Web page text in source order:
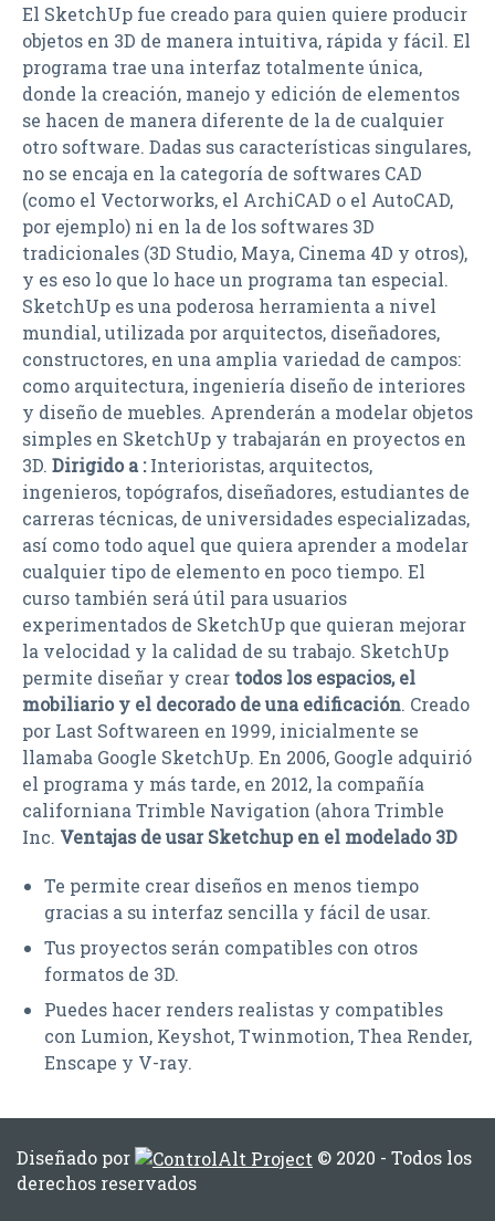
El SketchUp fue creado para quien quiere producir
objetos en 3D de manera intuitiva, rápida y fácil. El
programa trae una interfaz totalmente única,
donde la creación, manejo y edición de elementos
se hacen de manera diferente de la de cualquier
otro software. Dadas sus características singulares,
no se encaja en la categoría de softwares CAD
(como el Vectorworks, el ArchiCAD o el AutoCAD,
por ejemplo) ni en la de los softwares 3D
tradicionales (3D Studio, Maya, Cinema 4D y otros),
y es eso lo que lo hace un programa tan especial.
SketchUp es una poderosa herramienta a nivel
mundial, utilizada por arquitectos, diseñadores,
constructores, en una amplia variedad de campos:
como arquitectura, ingeniería diseño de interiores
y diseño de muebles. Aprenderán a modelar objetos
simples en SketchUp y trabajarán en proyectos en
3D. Dirigido a :Interioristas, arquitectos,
ingenieros, topógrafos, diseñadores, estudiantes de
carreras técnicas, de universidades especializadas,
así como todo aquel que quiera aprender a modelar
cualquier tipo de elemento en poco tiempo. El
curso también será útil para usuarios
experimentados de SketchUp que quieran mejorar
la velocidad y la calidad de su trabajo. SketchUp
permite diseñar y crear todos los espacios, el
mobiliario y el decorado de una edificación. Creado
por Last Softwareen en 1999, inicialmente se
llamaba Google SketchUp. En 2006, Google adquirió
el programa y más tarde, en 2012, la compañía
californiana Trimble Navigation (ahora Trimble
Inc. Ventajas de usar Sketchup en el modelado 3D
Te permite crear diseños en menos tiempo
gracias a su interfaz sencilla y fácil de usar.
Tus proyectos serán compatibles con otros
formatos de 3D.
Puedes hacer renders realistas y compatibles
con Lumion, Keyshot, Twinmotion, Thea Render,
Enscape y V-ray.
Diseñado por
© 2020 - Todos los
derechos reservados